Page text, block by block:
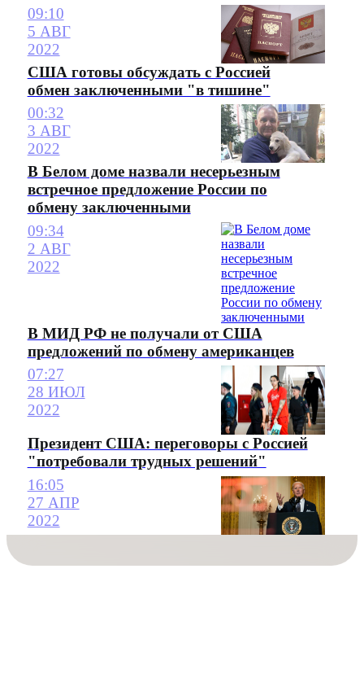
09:10
5 АВГ
2022
США готовы обсуждать с Россией
обмен заключенными "в тишине"
00:32
3 АВГ
2022
В Белом доме назвали несерьезным
встречное предложение России по
обмену заключенными
09:34
2 АВГ
2022
В МИД РФ не получали от США
предложений по обмену американцев
07:27
28 ИЮЛ
2022
Президент США: переговоры с Россией
"потребовали трудных решений"
16:05
27 АПР
2022